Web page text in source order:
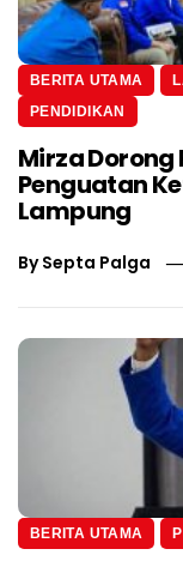
BERITA UTAMA
PENDIDIKAN
Mirza Dorong
Penguatan
Lampung
BySepta Palga
BERITA UTAMA